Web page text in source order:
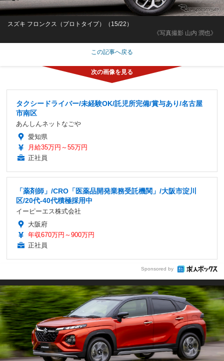
《写真撮影 山内 潤也》
スズキ フロンクス（プロトタイプ）（15/22）
この記事へ戻る
タクシードライバー/未経験OK/託児所完備/賞与あり/名古屋
市南区
あんしんネットなごや
愛知県
月給35万円～55万円
正社員
「薬剤師」/CRO「医薬品開発業務受託機関」/大阪市淀川
区/20代-40代積極採用中
イーピーエス株式会社
大阪府
年収670万円～900万円
正社員
Sponsored by